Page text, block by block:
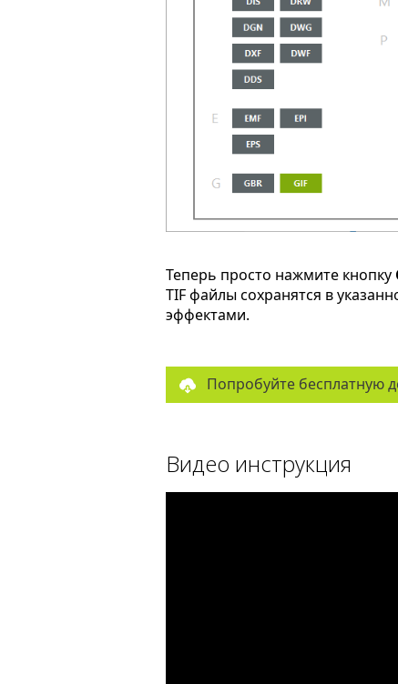
Теперь просто нажмите кнопку
TIF файлы сохранятся в
эффектами.
Попробуйте бесплатную
Видео инструкция